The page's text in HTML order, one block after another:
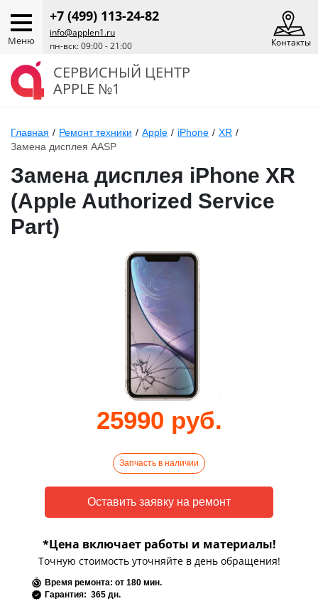
Меню
+7 (499) 113-24-82
info@applen1.ru
пн-вск: 09:00 - 21:00
Контакты
СЕРВИСНЫЙ ЦЕНТР
APPLE №1
Главная / Ремонт техники / Apple / iPhone / XR /
Замена дисплея AASP
Замена дисплея iPhone XR
(Apple Authorized Service
Part)
25990 руб.
Запчасть в наличии
*Цена включает работы и материалы!
Точную стоимость уточняйте в день обращения!
Время ремонта: от 180 мин.
Гарантия: 365 дн.